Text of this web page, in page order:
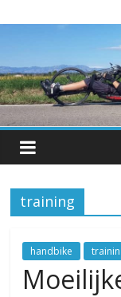
to
leven
met
een
progressieve
spierziekte
training
handbike